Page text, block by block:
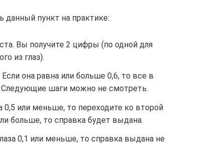
данный пункт на практике:
Вы получите 2 цифры (по одной для
из глаз).
она равна или больше 0,6, то все в
Следующие шаги можно не смотреть.
0,5 или меньше, то переходите ко второй
больше, то справка будет выдана.
0,1 или меньше, то справка выдана не